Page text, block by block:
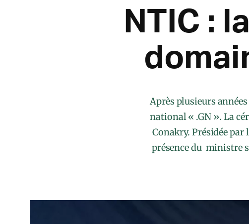
NTIC :
Après plusieurs
national « .GN ». La
Conakry. Présidée
présence du ministre